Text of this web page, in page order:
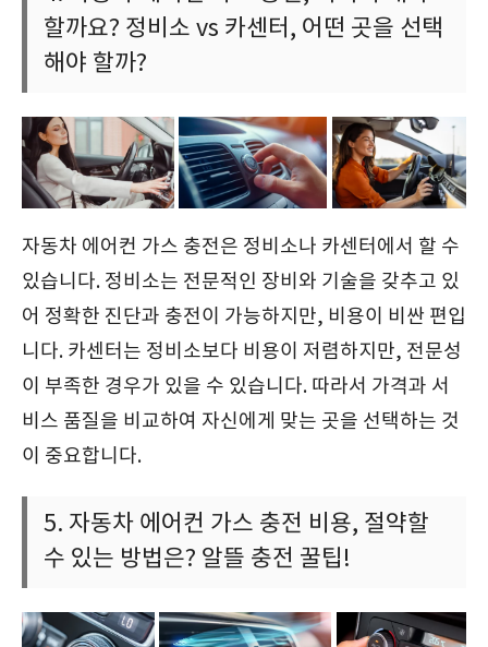
할까요? 정비소 vs 카센터, 어떤 곳을 선택
해야 할까?
자동차 에어컨 가스 충전은 정비소나 카센터에서 할 수
있습니다. 정비소는 전문적인 장비와 기술을 갖추고 있
어 정확한 진단과 충전이 가능하지만, 비용이 비싼 편입
니다. 카센터는 정비소보다 비용이 저렴하지만, 전문성
이 부족한 경우가 있을 수 있습니다. 따라서 가격과 서
비스 품질을 비교하여 자신에게 맞는 곳을 선택하는 것
이 중요합니다.
5. 자동차 에어컨 가스 충전 비용, 절약할
수 있는 방법은? 알뜰 충전 꿀팁!